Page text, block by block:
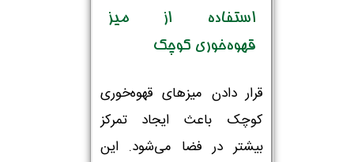
استفاده از میز
قهوه‌خوری کوچک
قرار دادن میزهای قهوه‌خوری
کوچک باعث ایجاد تمرکز
بیشتر در فضا می‌شود. این